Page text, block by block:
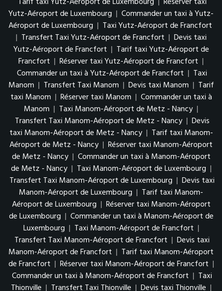
Yutz-Aéroport de Luxembourg | Commander un taxi à Yutz-
Aéroport de Luxembourg | Taxi Yutz-Aéroport de Francfort
| Transfert Taxi Yutz-Aéroport de Francfort | Devis taxi
Yutz-Aéroport de Francfort | Tarif taxi Yutz-Aéroport de
Francfort | Réserver taxi Yutz-Aéroport de Francfort |
Commander un taxi à Yutz-Aéroport de Francfort | Taxi
Manom | Transfert Taxi Manom | Devis taxi Manom | Tarif
taxi Manom | Réserver taxi Manom | Commander un taxi à
Manom | Taxi Manom-Aéroport de Metz - Nancy |
Transfert Taxi Manom-Aéroport de Metz - Nancy | Devis
taxi Manom-Aéroport de Metz - Nancy | Tarif taxi Manom-
Aéroport de Metz - Nancy | Réserver taxi Manom-Aéroport
de Metz - Nancy | Commander un taxi à Manom-Aéroport
de Metz - Nancy | Taxi Manom-Aéroport de Luxembourg |
Transfert Taxi Manom-Aéroport de Luxembourg | Devis taxi
Manom-Aéroport de Luxembourg | Tarif taxi Manom-
Aéroport de Luxembourg | Réserver taxi Manom-Aéroport
de Luxembourg | Commander un taxi à Manom-Aéroport de
Luxembourg | Taxi Manom-Aéroport de Francfort |
Transfert Taxi Manom-Aéroport de Francfort | Devis taxi
Manom-Aéroport de Francfort | Tarif taxi Manom-Aéroport
de Francfort | Réserver taxi Manom-Aéroport de Francfort |
Commander un taxi à Manom-Aéroport de Francfort | Taxi
Thionville | Transfert Taxi Thionville | Devis taxi Thionville |